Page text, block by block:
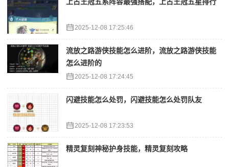
2025-12-08 17:25:46
流放之路游侠技能怎么进阶，流放之路游侠技能
怎么进阶的
2025-12-08 17:24:45
闪避技能怎么处罚，闪避技能怎么处罚队友
2025-12-08 17:23:53
精灵复刻神秘护身技能，精灵复刻攻略